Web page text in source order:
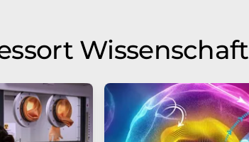
Wissenschaft